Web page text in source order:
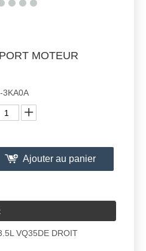
MOTEUR
3KA0A
Ajouter au panier
VQ35DE DROIT